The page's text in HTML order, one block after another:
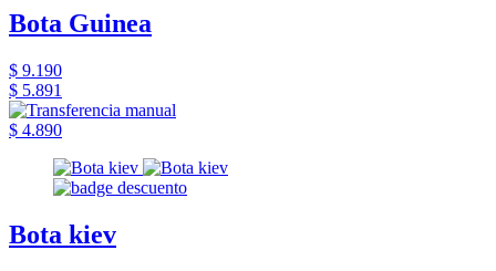
Bota Guinea
$ 9.190
$ 5.891
$ 4.890
Bota kiev